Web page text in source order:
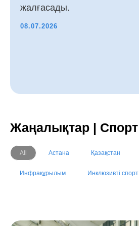
жалғасады.
08.07.2026
Жаңалықтар | Спорт
All Астана Қазақстан
Инфрақұрылым Инклюзивті спорт